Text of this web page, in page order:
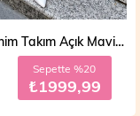
Vera Fermuarlı Denim Takım Açık Mavi 19298
Sepette %20
₺1999,99